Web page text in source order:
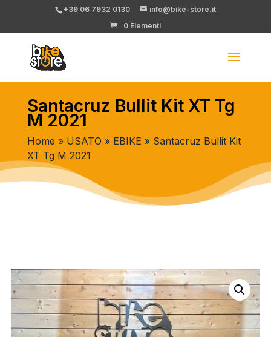
+39 06 7932 0130
info@bike-store.it
0 Elementi
Santacruz Bullit Kit XT Tg
M 2021
Home » USATO » EBIKE » Santacruz Bullit Kit
XT Tg M 2021